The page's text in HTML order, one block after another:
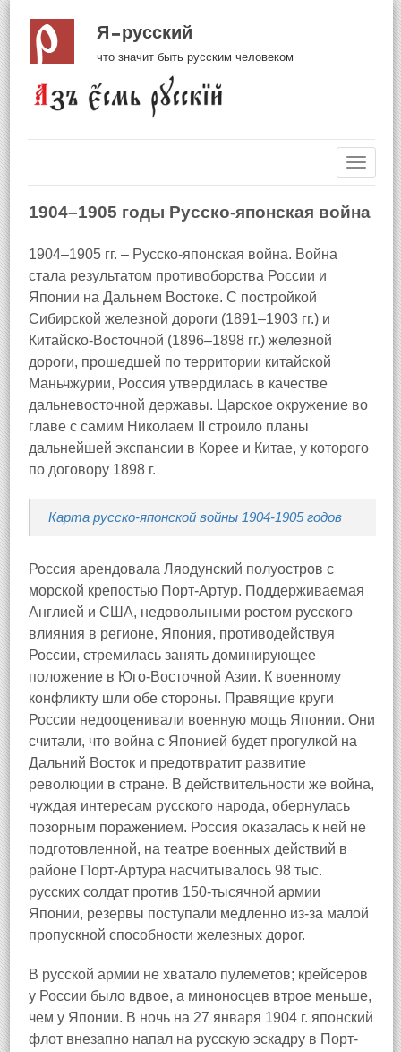
Я русский
что значит быть русским человеком
1904–1905 годы Русско-японская война
1904–1905 гг. – Русско-японская война. Война
стала результатом противоборства России и
Японии на Дальнем Востоке. С постройкой
Сибирской железной дороги (1891–1903 гг.) и
Китайско-Восточной (1896–1898 гг.) железной
дороги, прошедшей по территории китайской
Маньчжурии, Россия утвердилась в качестве
дальневосточной державы. Царское окружение во
главе с самим Николаем II строило планы
дальнейшей экспансии в Корее и Китае, у которого
по договору 1898 г.
Карта русско-японской войны 1904-1905 годов
Россия арендовала Ляодунский полуостров с
морской крепостью Порт-Артур. Поддерживаемая
Англией и США, недовольными ростом русского
влияния в регионе, Япония, противодействуя
России, стремилась занять доминирующее
положение в Юго-Восточной Азии. К военному
конфликту шли обе стороны. Правящие круги
России недооценивали военную мощь Японии. Они
считали, что война с Японией будет прогулкой на
Дальний Восток и предотвратит развитие
революции в стране. В действительности же война,
чуждая интересам русского народа, обернулась
позорным поражением. Россия оказалась к ней не
подготовленной, на театре военных действий в
районе Порт-Артура насчитывалось 98 тыс.
русских солдат против 150-тысячной армии
Японии, резервы поступали медленно из-за малой
пропускной способности железных дорог.
В русской армии не хватало пулеметов; крейсеров
у России было вдвое, а миноносцев втрое меньше,
чем у Японии. В ночь на 27 января 1904 г. японский
флот внезапно напал на русскую эскадру в Порт-